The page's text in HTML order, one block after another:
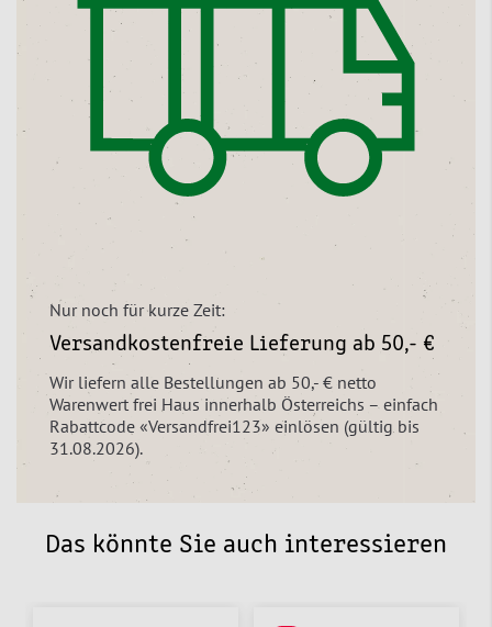
Nur noch für kurze Zeit:
Versandkostenfreie Lieferung ab 50,- €
Wir liefern alle Bestellungen ab 50,- € netto
Warenwert frei Haus innerhalb Österreichs – einfach
Rabattcode «Versandfrei123» einlösen (gültig bis
31.08.2026).
Das könnte Sie auch interessieren